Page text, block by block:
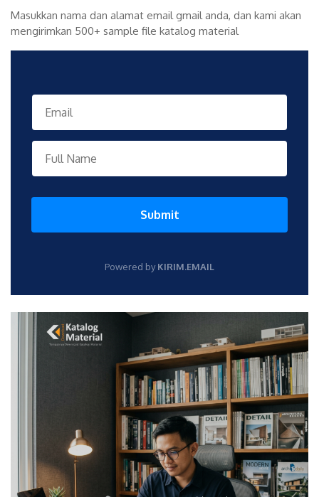
Masukkan nama dan alamat email gmail anda, dan kami akan
mengirimkan 500+ sample file katalog material
Submit
Powered byKIRIM.EMAIL